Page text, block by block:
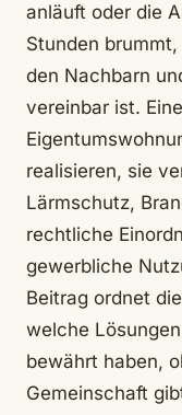
anläuft oder die
Stunden
den Nachbarn
vereinbar ist.
realisieren, sie
Lärmschutz,
rechtliche
gewerbliche
Beitrag ordnet
welche
bewährt haben,
Gemeinschaft